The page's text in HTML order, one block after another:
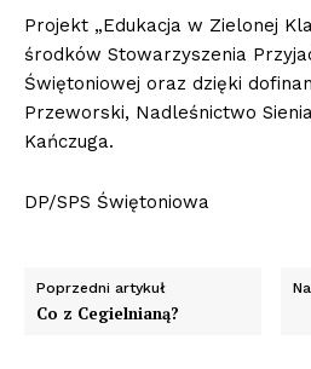
Projekt „Edukacja w Zielonej
środków Stowarzyszenia
Świętoniowej oraz dzięki
Przeworski, Nadleśnictwo
Kańczuga.
DP/SPS Świętoniowa
Poprzedni artykuł
Co z Cegielnianą?